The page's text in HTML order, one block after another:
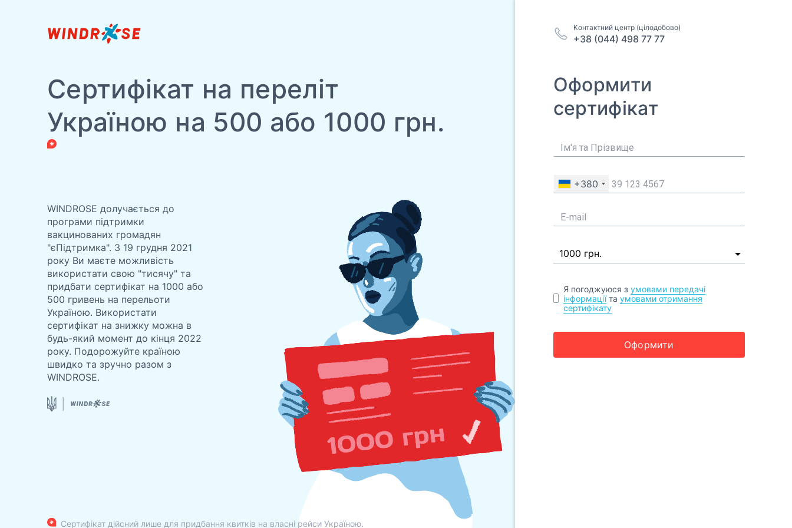
Сертифікат на переліт
Україною на 500 або 1000 грн.
WINDROSE долучається до
програми підтримки
вакцинованих громадян
"єПідтримка". З 19 грудня 2021
року Ви маєте можливість
використати свою "тисячу" та
придбати сертифікат на 1000 або
500 гривень на перельоти
Україною. Використати
сертифікат на знижку можна в
будь-який момент до кінця 2022
року. Подорожуйте країною
швидко та зручно разом з
WINDROSE.
Сертифікат дійсний лише для придбання квитків на власні рейси Україною.
Контактний центр (цілодобово)
+38 (044) 498 77 77
Оформити
сертифікат
+380
Я погоджуюся зумовами передачі
інформаціїтаумовами отримання
сертифікату
Оформити